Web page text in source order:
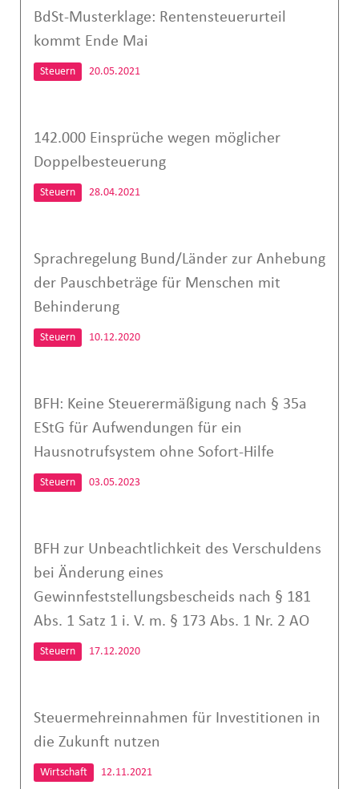
BdSt-Musterklage: Rentensteuerurteil
kommt Ende Mai
Steuern 20.05.2021
142.000 Einsprüche wegen möglicher
Doppelbesteuerung
Steuern 28.04.2021
Sprachregelung Bund/Länder zur Anhebung
der Pauschbeträge für Menschen mit
Behinderung
Steuern 10.12.2020
BFH: Keine Steuerermäßigung nach § 35a
EStG für Aufwendungen für ein
Hausnotrufsystem ohne Sofort-Hilfe
Steuern 03.05.2023
BFH zur Unbeachtlichkeit des Verschuldens
bei Änderung eines
Gewinnfeststellungsbescheids nach § 181
Abs. 1 Satz 1 i. V. m. § 173 Abs. 1 Nr. 2 AO
Steuern 17.12.2020
Steuermehreinnahmen für Investitionen in
die Zukunft nutzen
Wirtschaft 12.11.2021